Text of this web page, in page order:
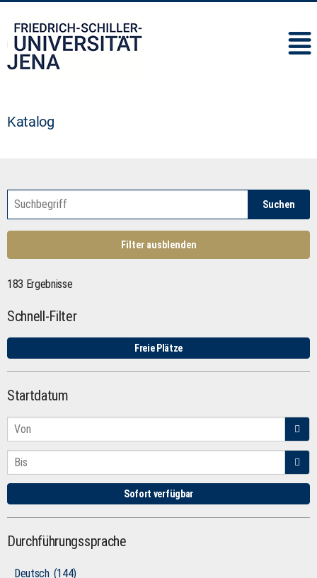
Katalog
Suchen
Filter ausblenden
183 Ergebnisse
Schnell-Filter
Freie Plätze
Startdatum
Sofort verfügbar
Durchführungssprache
Deutsch (144)